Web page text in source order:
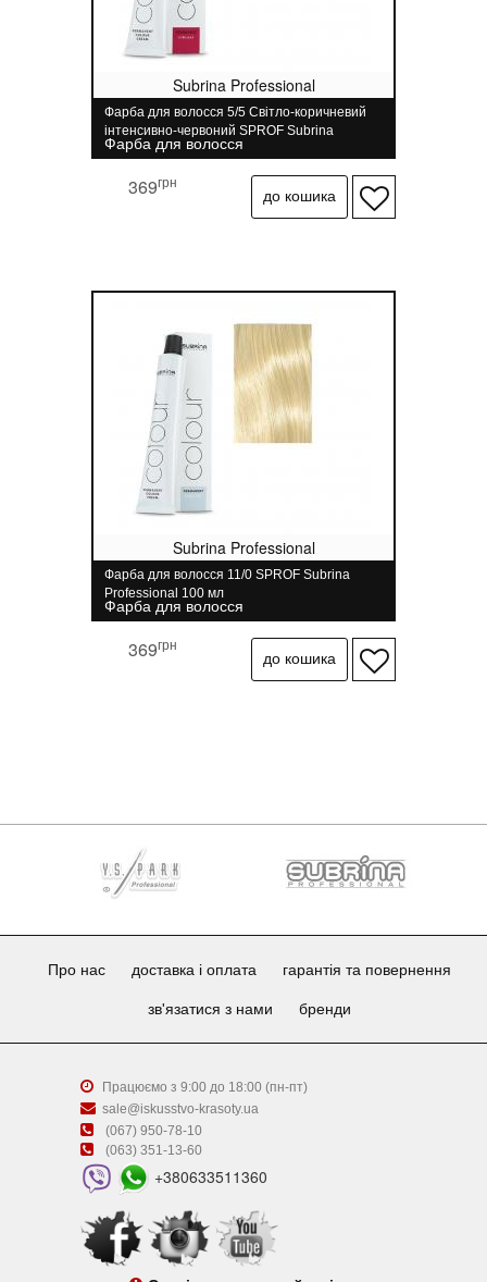
Subrina Professional
Фарба для волосся 5/5 Світло-коричневий
інтенсивно-червоний SPROF Subrina
Professional 100 мл
Фарба для волосся
369грн
Subrina Professional
Фарба для волосся 11/0 SPROF Subrina
Professional 100 мл
Фарба для волосся
369грн
Про нас доставка і оплата гарантія та повернення
зв'язатися з нами бренди
Працюємо з 9:00 до 18:00 (пн-пт)
sale@iskusstvo-krasoty.ua
(067) 950-78-10
(063) 351-13-60
+380633511360